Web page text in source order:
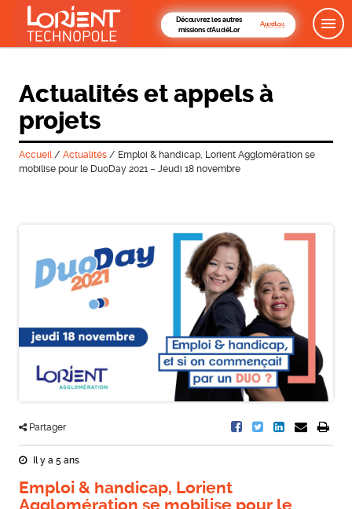
Découvrez les autres
missions d'AudéLor
Actualités et appels à
projets
Accueil/ Actualités/ Emploi & handicap, Lorient Agglomération se
mobilise pour le DuoDay 2021 – Jeudi 18 novembre
Partager
Il y a 5 ans
Emploi & handicap, Lorient